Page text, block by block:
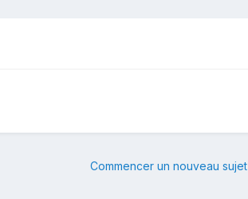
Commencer un nouveau sujet